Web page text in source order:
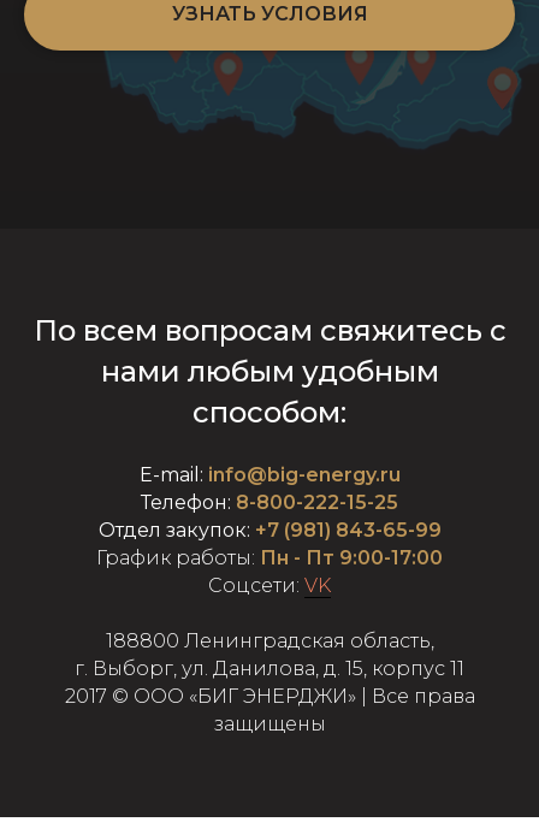
УЗНАТЬ УСЛОВИЯ
По всем вопросам свяжитесь с
нами любым удобным
способом:
E-mail : info@big-energy.ru
Телефон: 8-800-222-15-25
Отдел закупок: +7 (981) 843-65-99
График работы: Пн - Пт 9:00-17:00
Соцсети: VK
188800 Ленинградская область,
г. Выборг, ул. Данилова, д. 15, корпус 11
2017 © ООО «БИГ ЭНЕРДЖИ» | Все права
защищены